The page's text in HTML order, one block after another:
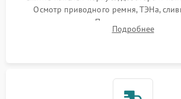
Осмотр приводного ремня, ТЭНа,
амортизаторов. Проверка
крестовины на износ, а манжеты
Подробнее